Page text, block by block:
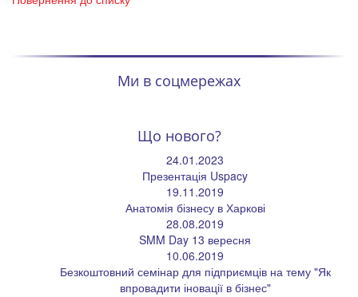
Ми в соцмережах
Що нового?
24.01.2023
Презентація Uspacy
19.11.2019
Анатомія бізнесу в Харкові
28.08.2019
SMM Day 13 вересня
10.06.2019
Безкоштовний семінар для підприємців на тему "Як
впровадити іновації в бізнес"